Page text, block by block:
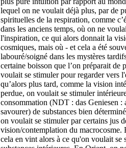
lequel on ne voulait déjà plus, par de
spirituelles de la respiration, comme
dans les anciens temps, où on ne
l'inspiration, ce qui alors donnait la
cosmiques, mais où - et cela a été
labouré/soigné dans les mystères
certaine boisson que l’on préparait de
voulait se stimuler pour regarder vers
qu’alors plus tard, comme la vision
perdue, on voulait se stimuler
consommation (NDT : das Geniesen :
savourer) de substances bien
on voulait se stimuler par certains jus
vision/contemplation du macrocosme.
cela en vint alors à ce qu'on voulait se